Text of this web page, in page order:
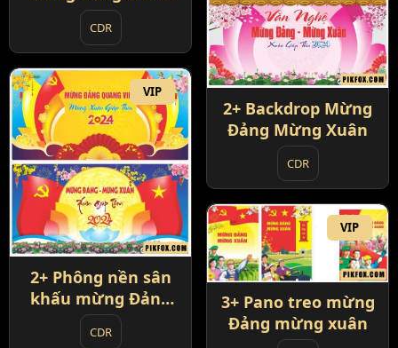
Xuân 3-2 (5)
CDR
2+ Backdrop Mừng
Đảng Mừng Xuân
CDR
VIP
2+ Phông nền sân
khấu mừng Đảng
mừng xuân
CDR
VIP
3+ Pano treo mừng
Đảng mừng xuân